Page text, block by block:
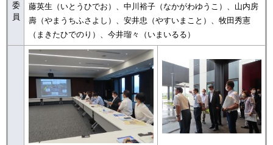
委
員
藤英生（いとうひでお）、中川裕子（なかがわゆうこ）、山内房
壽（やまうちふさよし）、安井忠（やすいまこと）、牧田秀憲
（まきたひでのり）、今井瑠々（いまいるる）